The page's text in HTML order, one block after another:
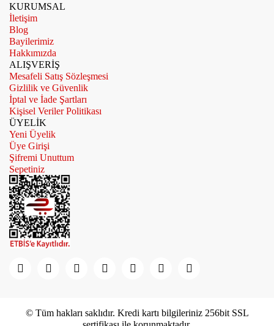
KURUMSAL
İletişim
Blog
Bayilerimiz
Hakkımızda
ALIŞVERİŞ
Mesafeli Satış Sözleşmesi
Gizlilik ve Güvenlik
İptal ve İade Şartları
Kişisel Veriler Politikası
ÜYELİK
Yeni Üyelik
Üye Girişi
Şifremi Unuttum
Sepetiniz
© Tüm hakları saklıdır. Kredi kartı bilgileriniz 256bit SSL